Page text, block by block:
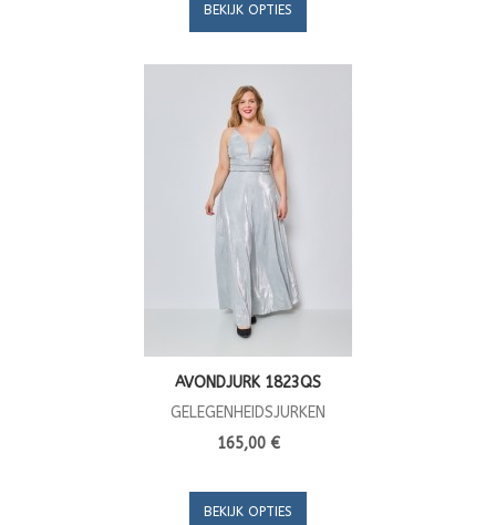
BEKIJK OPTIES
AVONDJURK 1823QS
GELEGENHEIDSJURKEN
165,00 €
BEKIJK OPTIES